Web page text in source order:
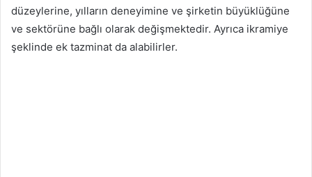
düzeylerine, yılların deneyimine ve şirketin büyüklüğüne
ve sektörüne bağlı olarak değişmektedir. Ayrıca ikramiye
şeklinde ek tazminat da alabilirler.